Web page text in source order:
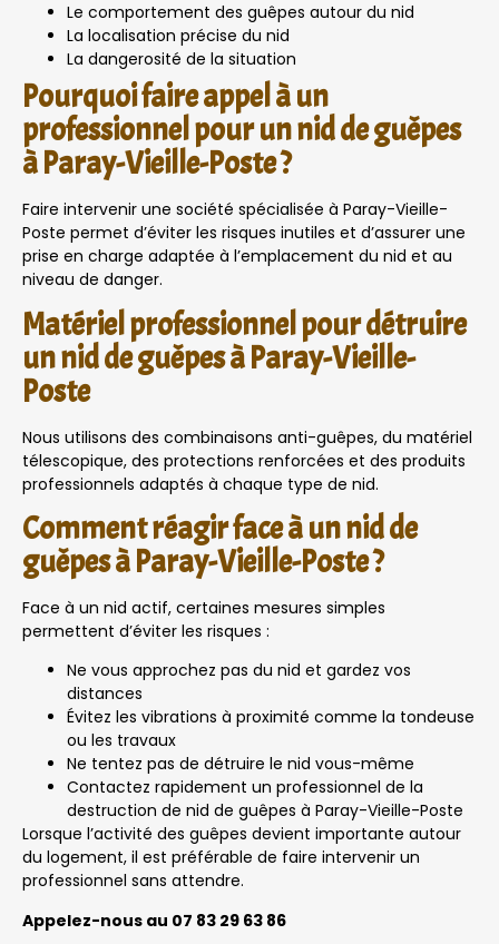
Le comportement des guêpes autour du nid
La localisation précise du nid
La dangerosité de la situation
Pourquoi faire appel à un
professionnel pour un nid de guêpes
à Paray-Vieille-Poste ?
Faire intervenir une société spécialisée à Paray-Vieille-
Poste permet d’éviter les risques inutiles et d’assurer une
prise en charge adaptée à l’emplacement du nid et au
niveau de danger.
Matériel professionnel pour détruire
un nid de guêpes à Paray-Vieille-
Poste
Nous utilisons des combinaisons anti-guêpes, du matériel
télescopique, des protections renforcées et des produits
professionnels adaptés à chaque type de nid.
Comment réagir face à un nid de
guêpes à Paray-Vieille-Poste ?
Face à un nid actif, certaines mesures simples
permettent d’éviter les risques :
Ne vous approchez pas du nid et gardez vos
distances
Évitez les vibrations à proximité comme la tondeuse
ou les travaux
Ne tentez pas de détruire le nid vous-même
Contactez rapidement un professionnel de la
destruction de nid de guêpes à Paray-Vieille-Poste
Lorsque l’activité des guêpes devient importante autour
du logement, il est préférable de faire intervenir un
professionnel sans attendre.
Appelez-nous au 07 83 29 63 86